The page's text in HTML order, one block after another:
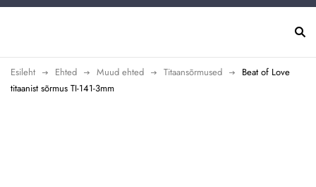
Esileht Ehted Muud ehted Titaansõrmused
Beat of Love
titaanist sõrmus TI-141-3mm